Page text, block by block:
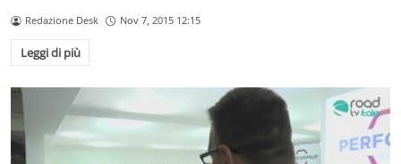
Redazione Desk Nov 7, 2015 12:15
Leggi di più